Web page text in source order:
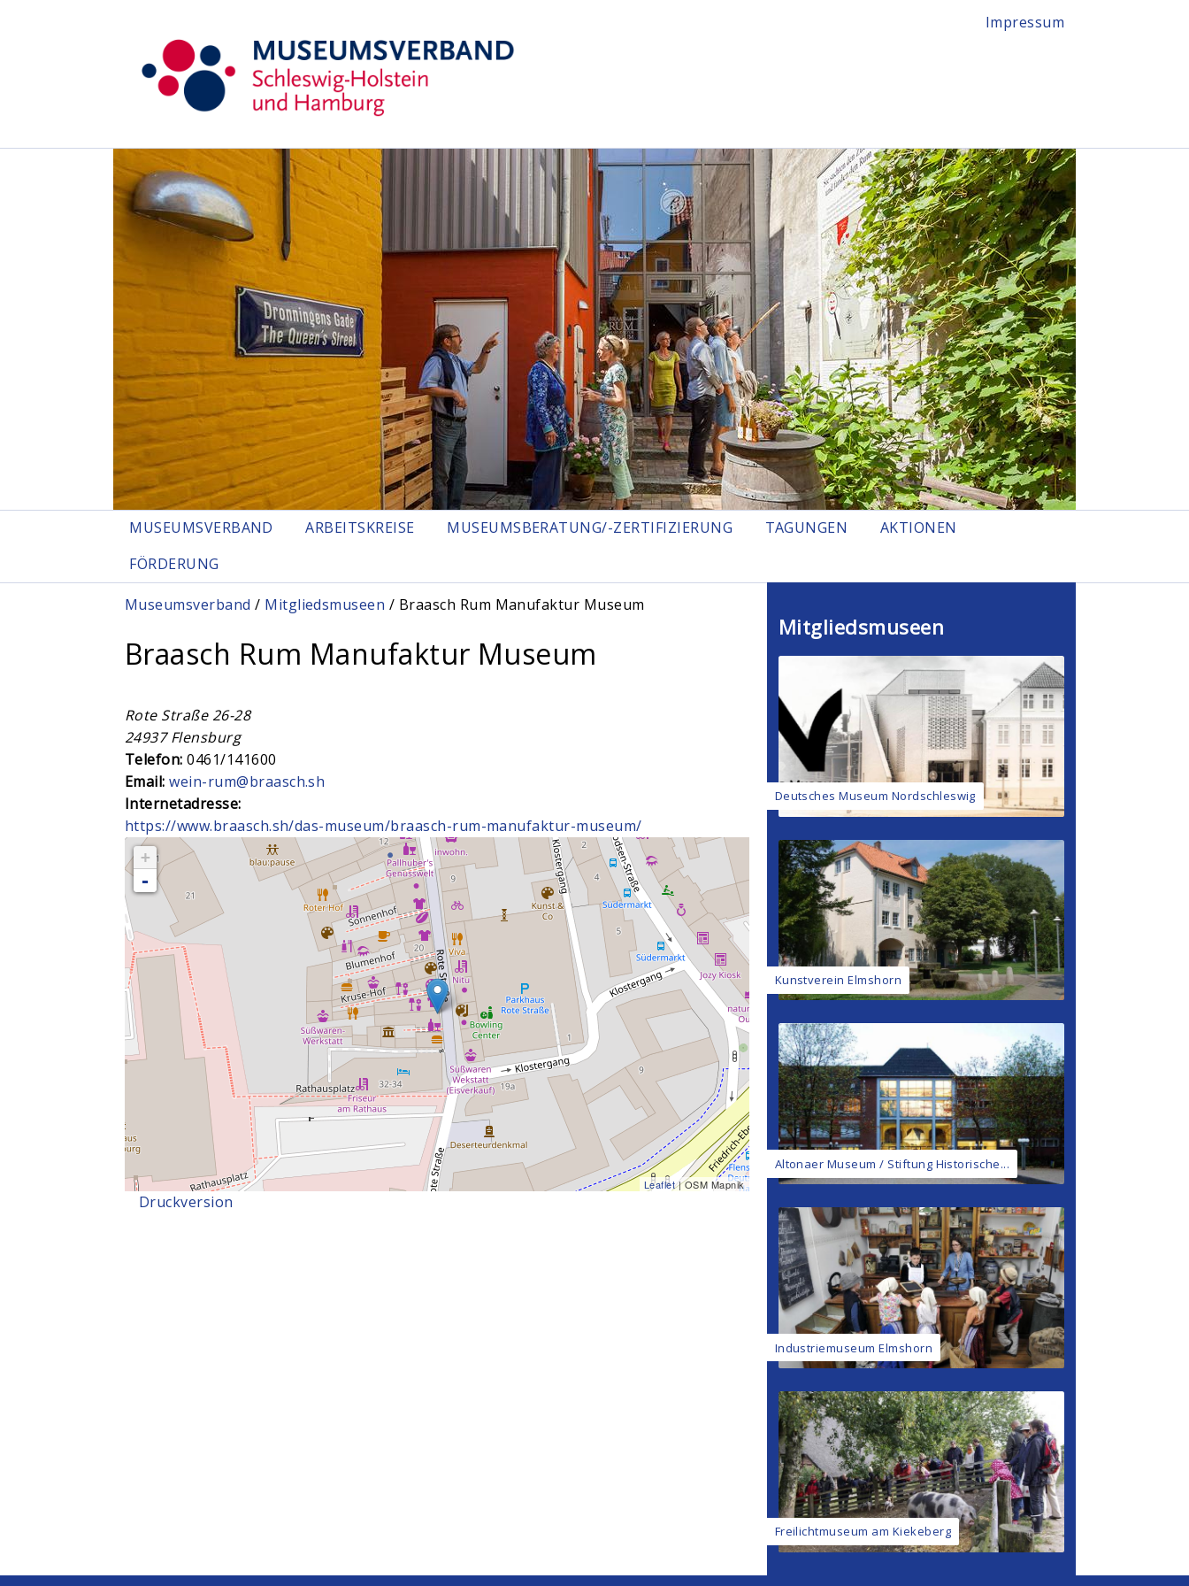
Impressum
MUSEUMSVERBAND ARBEITSKREISE MUSEUMSBERATUNG/-ZERTIFIZIERUNG TAGUNGEN
AKTIONEN
FÖRDERUNG
Sie sind hier
Museumsverband / Mitgliedsmuseen / Braasch Rum Manufaktur Museum
Braasch Rum Manufaktur Museum
Rote Straße 26-28
24937 Flensburg
Telefon:0461/141600
Email:wein-rum@braasch.sh
Internetadresse:
https://www.braasch.sh/das-museum/braasch-rum-manufaktur-museum/
+
-
Leaflet| OSM Mapnik
Druckversion
Mitgliedsmuseen
Deutsches Museum Nordschleswig
Kunstverein Elmshorn
Altonaer Museum / Stiftung Historische...
Industriemuseum Elmshorn
Freilichtmuseum am Kiekeberg